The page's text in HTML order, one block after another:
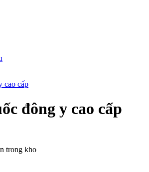
đông y cao cấp
trong kho